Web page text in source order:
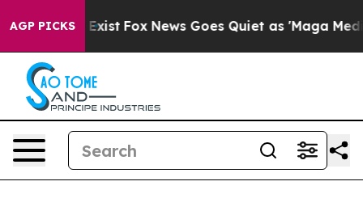
AGP PICKS
They Exist Fox News Goes Quiet as 'Maga Media